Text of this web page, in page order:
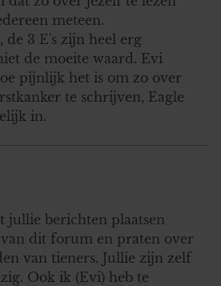
meteen.
de 3 E's zijn heel erg
de moeite waard. Evi
pijnlijk het is om zo over
te schrijven, Eagle
in.
jullie berichten plaatsen
dit forum en praten over
van tieners. Jullie zijn zelf
Ook ik (Evi) heb te